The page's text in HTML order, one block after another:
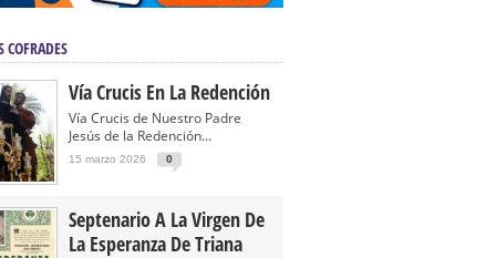
COFRADES
Vía Crucis En La Redención
Vía Crucis de Nuestro Padre
Jesús de la Redención...
15 marzo 2026 0
Septenario A La Virgen De
La Esperanza De Triana